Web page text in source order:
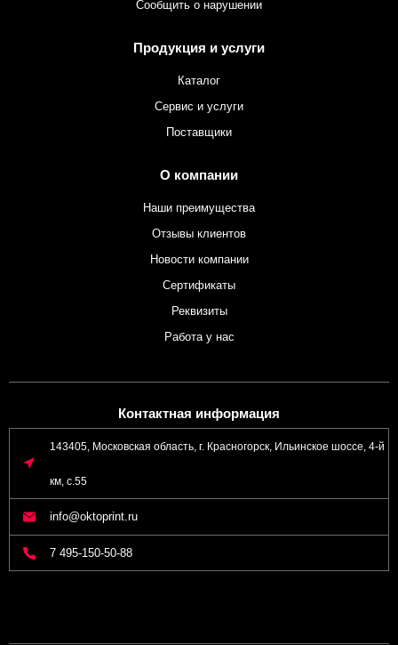
Сообщить о нарушении
Продукция и услуги
Каталог
Сервис и услуги
Поставщики
О компании
Наши преимущества
Отзывы клиентов
Новости компании
Сертификаты
Реквизиты
Работа у нас
Контактная информация
143405, Московская область, г. Красногорск, Ильинское шоссе, 4-й
км, с.55
info@oktoprint.ru
7 495-150-50-88